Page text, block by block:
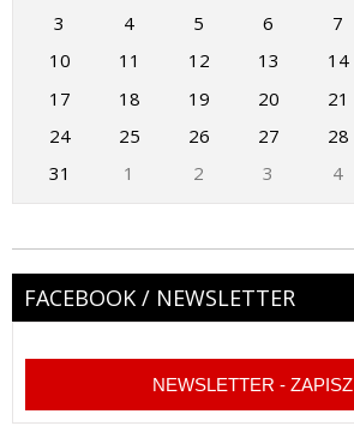
3
4 5 6 7
10
11 12 13 14
17
18 19 20 21
24
25 26 27 28
31
1 2 3 4
FACEBOOK / NEWSLETTER
NEWSLETTER -